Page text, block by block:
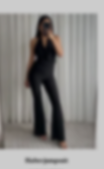
Halterjumpsuit